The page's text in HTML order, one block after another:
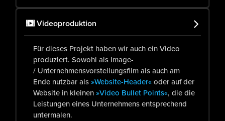
Videoproduktion
Für dieses Projekt haben wir auch ein Video
produziert. Sowohl als Image-
/ Unternehmensvorstellungsfilm als auch am
Ende nutzbar als»Website-Header«oder auf der
Website in kleinen»Video Bullet Points«, die die
Leistungen eines Unternehmens entsprechend
untermalen.